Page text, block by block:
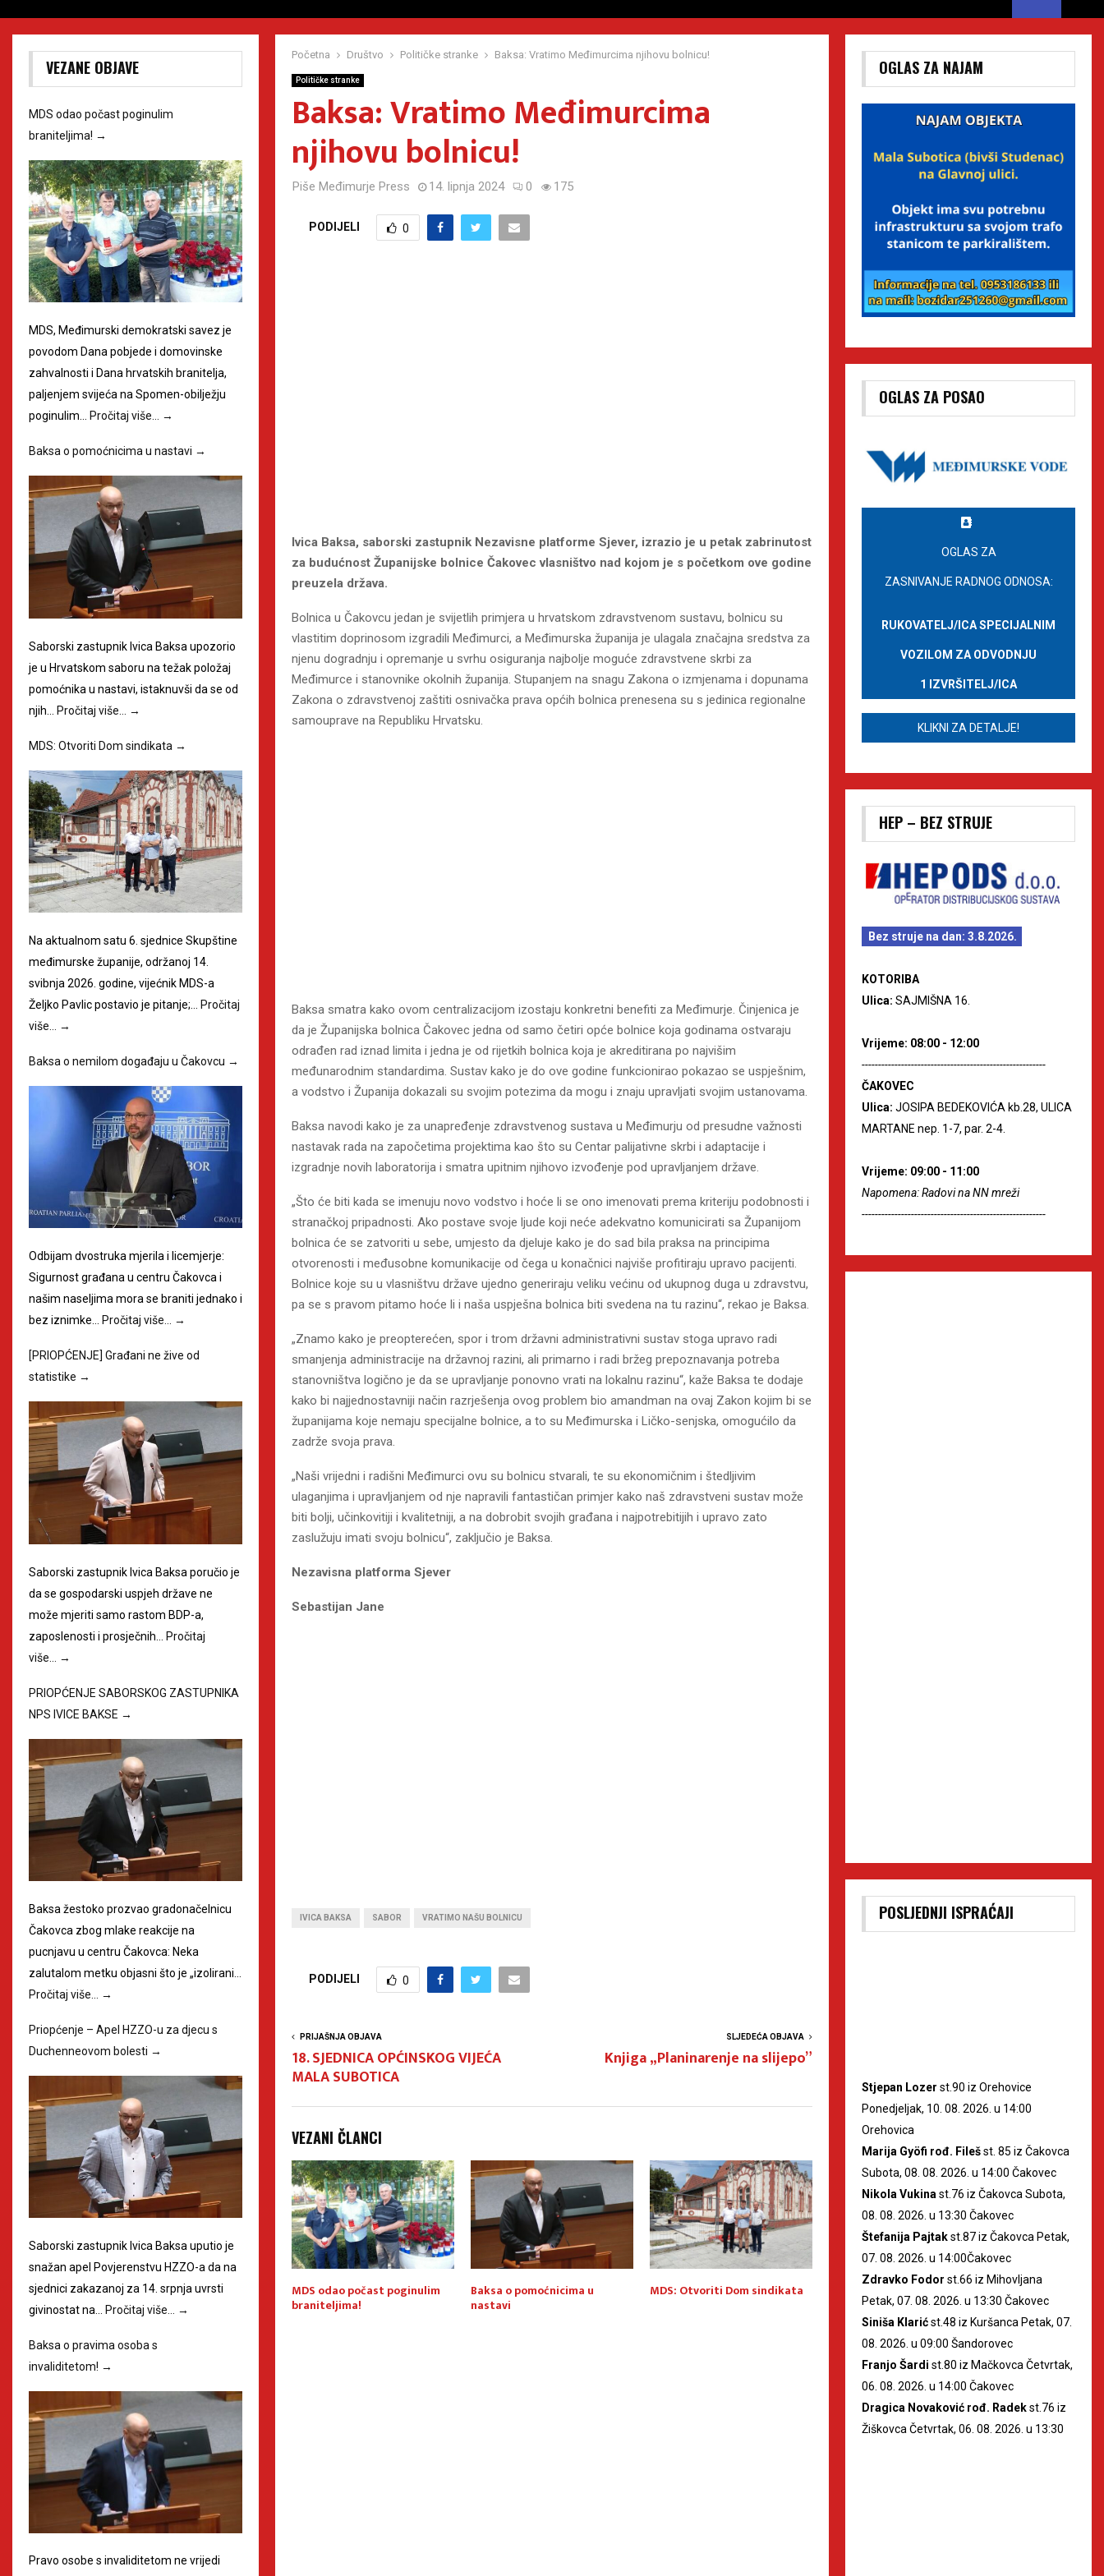
Početna Društvo Političke stranke Baksa: Vratimo Međimurcima njihovu bolnicu!
Političke stranke
Baksa: Vratimo Međimurcima
njihovu bolnicu!
Piše Međimurje Press 14. lipnja 2024 0 175
PODIJELI 0
Ivica Baksa, saborski zastupnik Nezavisne platforme Sjever, izrazio je u petak zabrinutost
za budućnost Županijske bolnice Čakovec vlasništvo nad kojom je s početkom ove godine
preuzela država.
Bolnica u Čakovcu jedan je svijetlih primjera u hrvatskom zdravstvenom sustavu, bolnicu su
vlastitim doprinosom izgradili Međimurci, a Međimurska županija je ulagala značajna sredstva za
njenu dogradnju i opremanje u svrhu osiguranja najbolje moguće zdravstvene skrbi za
Međimurce i stanovnike okolnih županija. Stupanjem na snagu Zakona o izmjenama i dopunama
Zakona o zdravstvenoj zaštiti osnivačka prava općih bolnica prenesena su s jedinica regionalne
samouprave na Republiku Hrvatsku.
Baksa smatra kako ovom centralizacijom izostaju konkretni benefiti za Međimurje. Činjenica je
da je Županijska bolnica Čakovec jedna od samo četiri opće bolnice koja godinama ostvaraju
odrađen rad iznad limita i jedna je od rijetkih bolnica koja je akreditirana po najvišim
međunarodnim standardima. Sustav kako je do ove godine funkcionirao pokazao se uspješnim,
a vodstvo i Županija dokazali su svojim potezima da mogu i znaju upravljati svojim ustanovama.
Baksa navodi kako je za unapređenje zdravstvenog sustava u Međimurju od presudne važnosti
nastavak rada na započetima projektima kao što su Centar palijativne skrbi i adaptacije i
izgradnje novih laboratorija i smatra upitnim njihovo izvođenje pod upravljanjem države.
„Što će biti kada se imenuju novo vodstvo i hoće li se ono imenovati prema kriteriju podobnosti i
stranačkoj pripadnosti. Ako postave svoje ljude koji neće adekvatno komunicirati sa Županijom
bolnica će se zatvoriti u sebe, umjesto da djeluje kako je do sad bila praksa na principima
otvorenosti i međusobne komunikacije od čega u konačnici najviše profitiraju upravo pacijenti.
Bolnice koje su u vlasništvu države ujedno generiraju veliku većinu od ukupnog duga u zdravstvu,
pa se s pravom pitamo hoće li i naša uspješna bolnica biti svedena na tu razinu“, rekao je Baksa.
„Znamo kako je preopterećen, spor i trom državni administrativni sustav stoga upravo radi
smanjenja administracije na državnoj razini, ali primarno i radi bržeg prepoznavanja potreba
stanovništva logično je da se upravljanje ponovno vrati na lokalnu razinu“, kaže Baksa te dodaje
kako bi najjednostavniji način razrješenja ovog problem bio amandman na ovaj Zakon kojim bi se
županijama koje nemaju specijalne bolnice, a to su Međimurska i Ličko-senjska, omogućilo da
zadrže svoja prava.
„Naši vrijedni i radišni Međimurci ovu su bolnicu stvarali, te su ekonomičnim i štedljivim
ulaganjima i upravljanjem od nje napravili fantastičan primjer kako naš zdravstveni sustav može
biti bolji, učinkovitiji i kvalitetniji, a na dobrobit svojih građana i najpotrebitijih i upravo zato
zaslužuju imati svoju bolnicu“, zaključio je Baksa.
Nezavisna platforma Sjever
Sebastijan Jane
IVICA BAKSA SABOR VRATIMO NAŠU BOLNICU
PODIJELI 0
PRIJAŠNJA OBJAVA
18. SJEDNICA OPĆINSKOG VIJEĆA
MALA SUBOTICA
SLJEDEĆA OBJAVA
Knjiga „Planinarenje na slijepo”
VEZANI ČLANCI
za Majčin dan u BOŠKA BAN MOGLA BI POSTATI
NOVA MINISTRICA TURIZMA I
SPORTA!
MDS odao počast poginulim
braniteljima!
Baksa o pomoćnicima u
nastavi
MDS: Otvoriti Dom sindikata
Čakovcu
[PRIOPĆENJE]
od statistike
VEZANE OBJAVE
MDS odao počast poginulim
braniteljima! →
MDS, Međimurski demokratski savez je
povodom Dana pobjede i domovinske
zahvalnosti i Dana hrvatskih branitelja,
paljenjem svijeća na Spomen-obilježju
poginulim… Pročitaj više… →
Baksa o pomoćnicima u nastavi →
Saborski zastupnik Ivica Baksa upozorio
je u Hrvatskom saboru na težak položaj
pomoćnika u nastavi, istaknuvši da se od
njih…
Pročitaj više… →
MDS: Otvoriti Dom sindikata →
Na aktualnom satu 6. sjednice Skupštine
međimurske županije, održanoj 14.
svibnja 2026. godine, vijećnik MDS-a
Željko Pavlic postavio je pitanje;…
Pročitaj
više…
→
Baksa o nemilom događaju u Čakovcu →
Odbijam dvostruka mjerila i licemjerje:
Sigurnost građana u centru Čakovca i
našim naseljima mora se braniti jednako i
bez iznimke… Pročitaj više… →
[PRIOPĆENJE] Građani ne žive od
statistike →
Saborski zastupnik Ivica Baksa poručio je
da se gospodarski uspjeh države ne
može mjeriti samo rastom BDP-a,
zaposlenosti i prosječnih… Pročitaj
više…
→
PRIOPĆENJE SABORSKOG ZASTUPNIKA
NPS IVICE BAKSE →
Baksa žestoko prozvao gradonačelnicu
Čakovca zbog mlake reakcije na
pucnjavu u centru Čakovca: Neka
zalutalom metku objasni što je „izolirani…
Pročitaj više…
→
Priopćenje – Apel HZZO-u za djecu s
Duchenneovom bolesti →
Saborski zastupnik Ivica Baksa uputio je
snažan apel Povjerenstvu HZZO-a da na
sjednici zakazanoj za 14. srpnja uvrsti
givinostat na…
Pročitaj više… →
Baksa o pravima osoba s
invaliditetom! →
Pravo osobe s invaliditetom ne vrijedi
OGLAS ZA NAJAM
OGLAS ZA POSAO
OGLAS ZA
ZASNIVANJE RADNOG ODNOSA:
RUKOVATELJ/ICA SPECIJALNIM
VOZILOM ZA ODVODNJU
1 IZVRŠITELJ/ICA
KLIKNI ZA DETALJE!
HEP – BEZ STRUJE
Bez struje na dan: 3.8.2026.
KOTORIBA
Ulica: SAJMIŠNA 16.
Vrijeme: 08:00 - 12:00
--------------------------------------------------------
ČAKOVEC
Ulica: JOSIPA BEDEKOVIĆA kb.28, ULICA
MARTANE nep. 1-7, par. 2-4.
Vrijeme: 09:00 - 11:00
Napomena: Radovi na NN mreži
--------------------------------------------------------
POSLJEDNJI ISPRAĆAJI
Stjepan Lozer st.90 iz Orehovice
Ponedjeljak, 10. 08. 2026. u 14:00
Orehovica
Marija Gyöfi rođ. Filešst. 85 iz Čakovca
Subota, 08. 08. 2026. u 14:00 Čakovec
Nikola Vukina st.76 iz Čakovca Subota,
08. 08. 2026. u 13:30 Čakovec
Štefanija Pajtakst.87 iz Čakovca Petak,
07. 08. 2026. u 14:00Čakovec
Zdravko Fodor st.66 iz Mihovljana
Petak, 07. 08. 2026. u 13:30 Čakovec
Siniša Klarićst.48 iz Kuršanca Petak, 07.
08. 2026. u 09:00 Šandorovec
Franjo Šardi st.80 iz Mačkovca Četvrtak,
06. 08. 2026. u 14:00 Čakovec
Dragica Novaković rođ. Radekst.76 iz
Žiškovca Četvrtak, 06. 08. 2026. u 13:30